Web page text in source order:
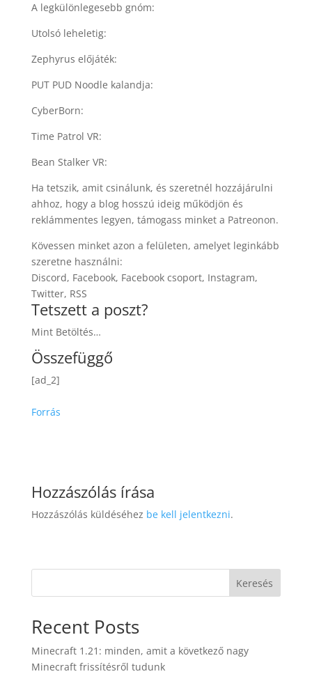
A legkülönlegesebb gnóm:
Utolsó leheletig:
Zephyrus előjáték:
PUT PUD Noodle kalandja:
CyberBorn:
Time Patrol VR:
Bean Stalker VR:
Ha tetszik, amit csinálunk, és szeretnél hozzájárulni
ahhoz, hogy a blog hosszú ideig működjön és
reklámmentes legyen, támogass minket a Patreonon.
Kövessen minket azon a felületen, amelyet leginkább
szeretne használni:
Discord, Facebook, Facebook csoport, Instagram,
Twitter, RSS
Tetszett a poszt?
Mint Betöltés…
Összefüggő
[ad_2]
Forrás
Hozzászólás írása
Hozzászólás küldéséhez be kell jelentkezni.
Keresés
Recent Posts
Minecraft 1.21: minden, amit a következő nagy
Minecraft frissítésről tudunk